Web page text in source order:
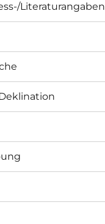
Literaturangaben